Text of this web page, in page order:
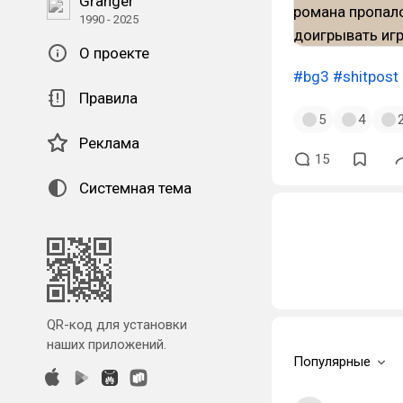
1990 - 2025
О проекте
Правила
Реклама
Системная тема
QR-код для установки
наших приложений.
#bg3 #shitpost
5 4
15
Популярные